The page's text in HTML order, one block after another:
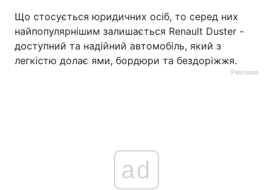
Що стосується юридичних осіб, то серед них
найпопулярнішим залишається Renault Duster -
доступний та надійний автомобіль, який з
легкістю долає ями, бордюри та бездоріжжя.
Реклама
ad